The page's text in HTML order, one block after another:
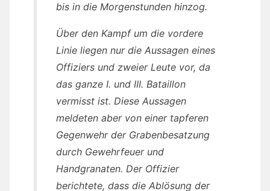
bis in die Morgenstunden hinzog.
Über den Kampf um die vordere
Linie liegen nur die Aussagen eines
Offiziers und zweier Leute vor, da
das ganze I. und III. Bataillon
vermisst ist. Diese Aussagen
meldeten aber von einer tapferen
Gegenwehr der Grabenbesatzung
durch Gewehrfeuer und
Handgranaten. Der Offizier
berichtete, dass die Ablösung der